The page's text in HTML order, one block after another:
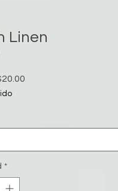
Linen
*